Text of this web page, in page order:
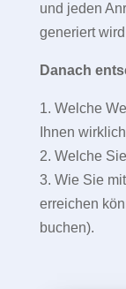
und jeden
generiert
Danach
1. Welche
Ihnen
2. Welche
3. Wie Sie
erreichen
buchen).